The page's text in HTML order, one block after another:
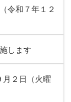
令和７年１２
します
月２日（火曜